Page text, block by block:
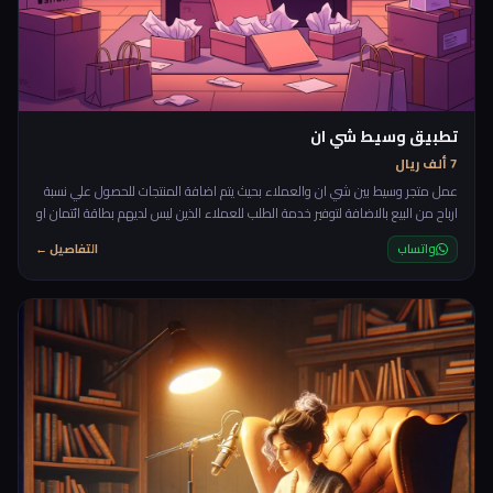
تطبيق وسيط شي ان
7 ألف ريال
عمل متجر وسيط بين شي ان والعملاء بحيث يتم اضافة المنتجات للحصول علي نسبة
ارباح من البيع بالاضافة لتوفير خدمة الطلب للعملاء الذين ليس لديهم بطاقة ائتمان او
لا يفضلون استخدامها
واتساب التفاصيل ←